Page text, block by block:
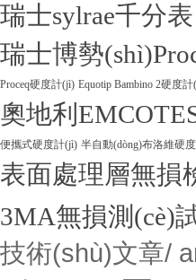
瑞士sylrae千分表
瑞士博勢
Proceq硬度計(jì) Equotip Bambino 2硬度
奧地利
便攜式硬度計(jì) 半自動(dòng)布洛維硬
表面處理層無損
3MA無損測(cè)
技術(shù)文章/